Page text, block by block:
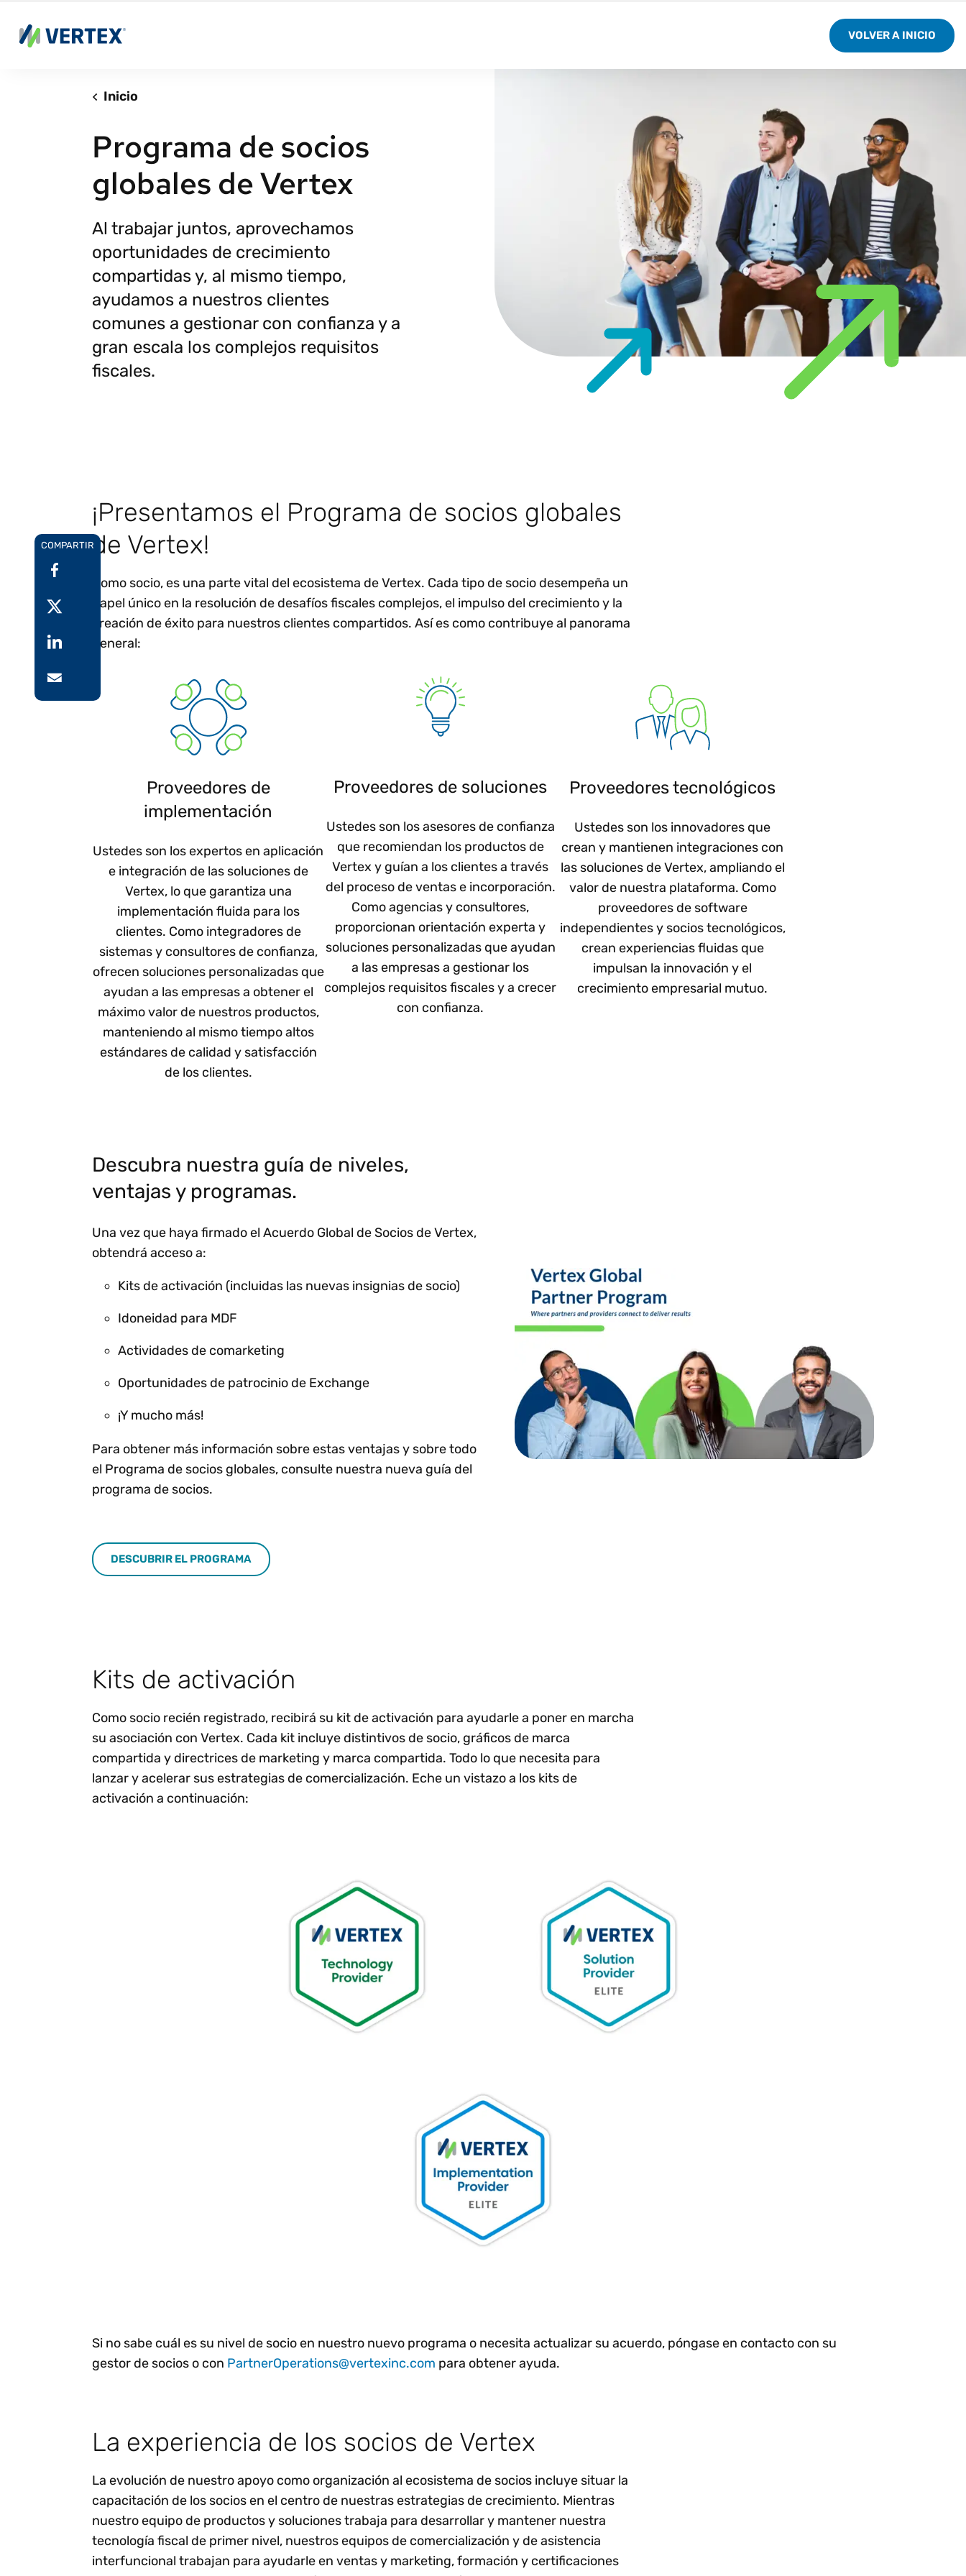
VOLVER A INICIO
Inicio
Programa de socios
globales de Vertex
Al trabajar juntos, aprovechamos
oportunidades de crecimiento
compartidas y, al mismo tiempo,
ayudamos a nuestros clientes
comunes a gestionar con confianza y a
gran escala los complejos requisitos
fiscales.
COMPARTIR
¡Presentamos el Programa de socios globales
de Vertex!
Como socio, es una parte vital del ecosistema de Vertex. Cada tipo de socio desempeña un
papel único en la resolución de desafíos fiscales complejos, el impulso del crecimiento y la
creación de éxito para nuestros clientes compartidos. Así es como contribuye al panorama
general:
Proveedores de
implementación
Ustedes son los expertos en aplicación
e integración de las soluciones de
Vertex, lo que garantiza una
implementación fluida para los
clientes. Como integradores de
sistemas y consultores de confianza,
ofrecen soluciones personalizadas que
ayudan a las empresas a obtener el
máximo valor de nuestros productos,
manteniendo al mismo tiempo altos
estándares de calidad y satisfacción
de los clientes.
Proveedores de soluciones
Ustedes son los asesores de confianza
que recomiendan los productos de
Vertex y guían a los clientes a través
del proceso de ventas e incorporación.
Como agencias y consultores,
proporcionan orientación experta y
soluciones personalizadas que ayudan
a las empresas a gestionar los
complejos requisitos fiscales y a crecer
con confianza.
Proveedores tecnológicos
Ustedes son los innovadores que
crean y mantienen integraciones con
las soluciones de Vertex, ampliando el
valor de nuestra plataforma. Como
proveedores de software
independientes y socios tecnológicos,
crean experiencias fluidas que
impulsan la innovación y el
crecimiento empresarial mutuo.
Descubra nuestra guía de niveles,
ventajas y programas.
Una vez que haya firmado el Acuerdo Global de Socios de Vertex,
obtendrá acceso a:
Kits de activación (incluidas las nuevas insignias de socio)
Idoneidad para MDF
Actividades de comarketing
Oportunidades de patrocinio de Exchange
¡Y mucho más!
Para obtener más información sobre estas ventajas y sobre todo
el Programa de socios globales, consulte nuestra nueva guía del
programa de socios.
DESCUBRIR EL PROGRAMA
Kits de activación
Como socio recién registrado, recibirá su kit de activación para ayudarle a poner en marcha
su asociación con Vertex. Cada kit incluye distintivos de socio, gráficos de marca
compartida y directrices de marketing y marca compartida. Todo lo que necesita para
lanzar y acelerar sus estrategias de comercialización. Eche un vistazo a los kits de
activación a continuación:
Si no sabe cuál es su nivel de socio en nuestro nuevo programa o necesita actualizar su acuerdo, póngase en contacto con su
gestor de socios o con PartnerOperations@vertexinc.com para obtener ayuda.
La experiencia de los socios de Vertex
La evolución de nuestro apoyo como organización al ecosistema de socios incluye situar la
capacitación de los socios en el centro de nuestras estrategias de crecimiento. Mientras
nuestro equipo de productos y soluciones trabaja para desarrollar y mantener nuestra
tecnología fiscal de primer nivel, nuestros equipos de comercialización y de asistencia
interfuncional trabajan para ayudarle en ventas y marketing, formación y certificaciones